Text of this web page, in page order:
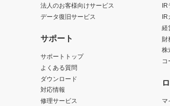
法人のお客様向けサービス
データ復旧サービス
サポート
サポートトップ
よくある質問
ダウンロード
対応情報
修理サービス
IR
IR
経
財
株
コ
マ